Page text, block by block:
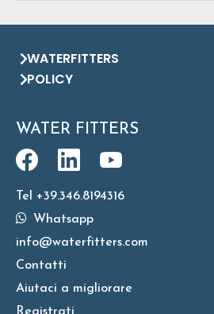
WATERFITTERS
POLICY
WATER FITTERS
Tel +39.346.8194316
Whatsapp
info@waterfitters.com
Contatti
Aiutaci a migliorare